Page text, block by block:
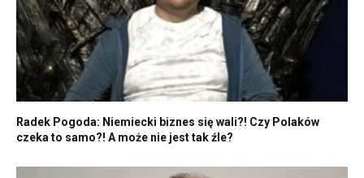
Radek Pogoda: Niemiecki biznes się wali?! Czy Polaków
czeka to samo?! A może nie jest tak źle?